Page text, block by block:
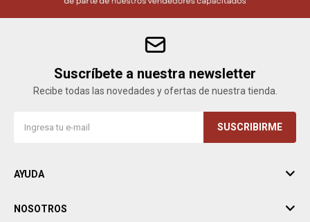
Suscríbete a nuestra newsletter
Recibe todas las novedades y ofertas de nuestra tienda.
SUSCRIBIRME
AYUDA
NOSOTROS